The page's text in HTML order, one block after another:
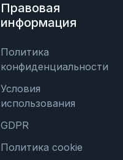
Правовая
информация
Политика
конфиденциальности
Условия
использования
GDPR
Политика cookie